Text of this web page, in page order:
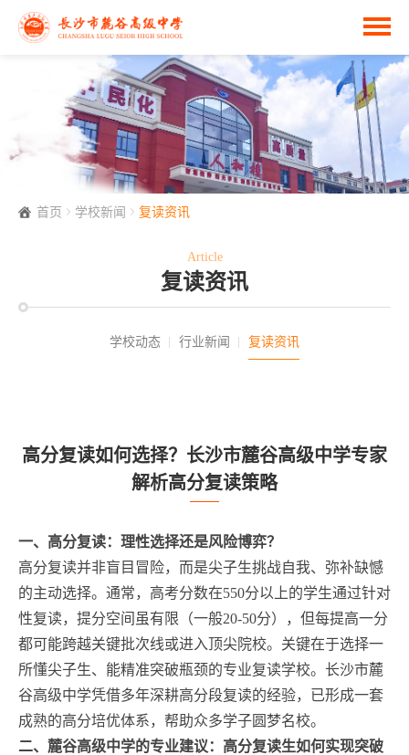
首页 学校新闻 复读资讯
Article
复读资讯
学校动态 行业新闻 复读资讯
高分复读如何选择？长沙市麓谷高级中学专家
解析高分复读策略
一、高分复读：理性选择还是风险博弈？
高分复读并非盲目冒险，而是尖子生挑战自我、弥补缺憾
的主动选择。通常，高考分数在550分以上的学生通过针对
性复读，提分空间虽有限（一般20-50分），但每提高一分
都可能跨越关键批次线或进入顶尖院校。关键在于选择一
所懂尖子生、能精准突破瓶颈的专业复读学校。长沙市麓
谷高级中学凭借多年深耕高分段复读的经验，已形成一套
成熟的高分培优体系，帮助众多学子圆梦名校。
二、麓谷高级中学的专业建议：高分复读生如何实现突破